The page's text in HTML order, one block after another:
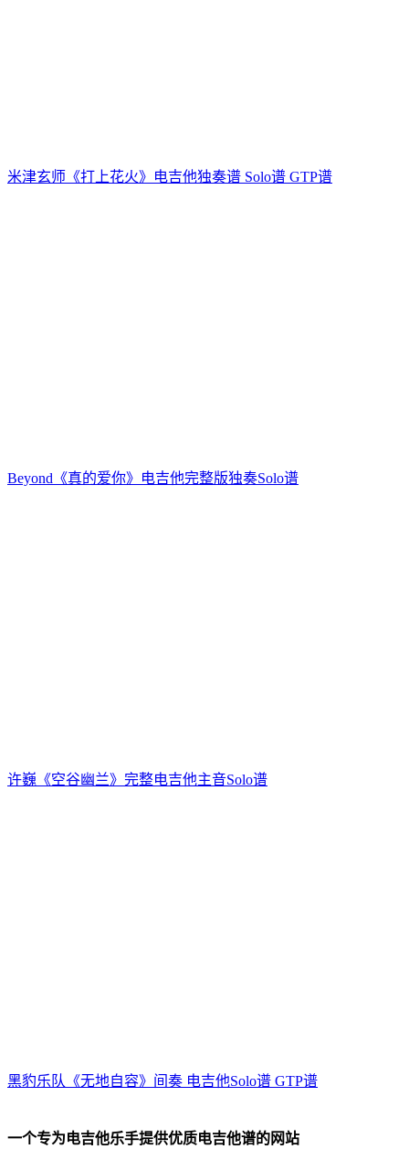
米津玄师《打上花火》电吉他独奏谱 Solo谱 GTP谱
Beyond《真的爱你》电吉他完整版独奏Solo谱
许巍《空谷幽兰》完整电吉他主音Solo谱
黑豹乐队《无地自容》间奏 电吉他Solo谱 GTP谱
一个专为电吉他乐手提供优质电吉他谱的网站